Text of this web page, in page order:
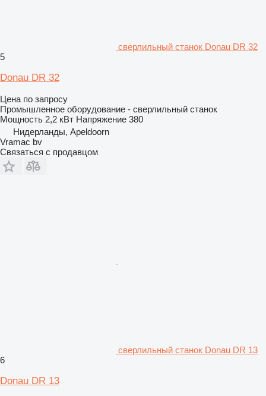
сверлильный станок Donau DR 32
5
Donau DR 32
Цена по запросу
Промышленное оборудование - сверлильный станок
Мощность 2,2 кВт Напряжение 380
Нидерланды, Apeldoorn
Vramac bv
Связаться с продавцом
сверлильный станок Donau DR 13
6
Donau DR 13